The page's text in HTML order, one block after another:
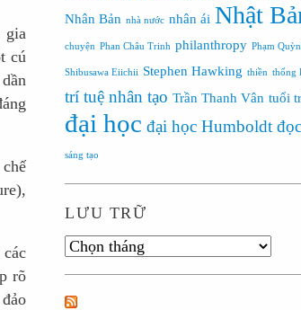
gia
cú
rõ
Nhân Bản nhà nước nhân ái Nhật
chuyện Phan Châu Trinh philanthropy Phạm
Shibusawa Eiichii Stephen Hawking thiền thống
trí tuệ nhân tạo Trần Thanh Vân tuổi
đại học đại học Humboldt
sáng tạo
LƯU TRỮ
Lưu